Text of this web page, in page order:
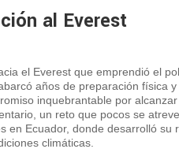
al Everest
el Everest que emprendió el
años de preparación física
inquebrantable por
un reto que pocos se
en Ecuador, donde desarrolló
climáticas.